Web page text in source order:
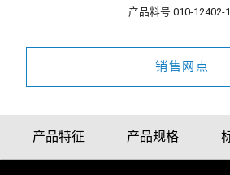
产品料号 010-12402-
销售网点
产品特征 产品规格